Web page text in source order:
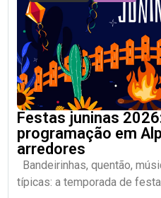
Festas juninas
programação em
arredores
Bandeirinhas, quentão,
típicas: a temporada de